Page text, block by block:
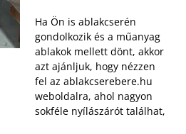
Ha Ön is ablakcserén
gondolkozik és a műanyag
ablakok mellett dönt, akkor
azt ajánljuk, hogy nézzen
fel az ablakcserebere.hu
weboldalra, ahol nagyon
sokféle nyílászárót találhat,